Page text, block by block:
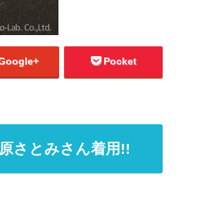
Pocket
さとみさん着用!!